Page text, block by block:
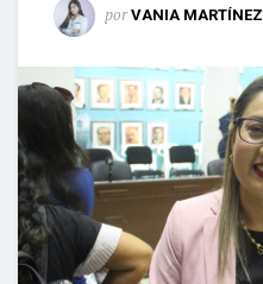
por VANIA MARTÍNEZ